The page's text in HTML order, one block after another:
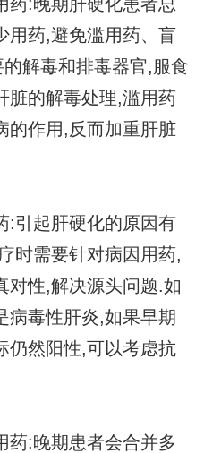
用药,避免滥用药、盲
解毒和排毒器官,服食
脏的解毒处理,滥用药
的作用,反而加重肝脏
起肝硬化的原因有
时需要针对病因用药,
对性,解决源头问题.如
病毒性肝炎,如果早期
仍然阳性,可以考虑抗
:晚期患者会合并多